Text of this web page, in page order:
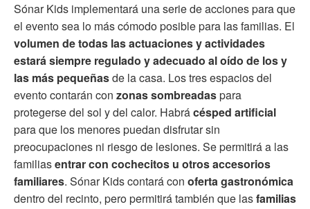
Sónar Kids implementará una serie de acciones para que
el evento sea lo más cómodo posible para las familias. El
volumen de todas las actuaciones y actividades
estará siempre regulado y adecuado al oído de los y
las más pequeñasde la casa. Los tres espacios del
evento contarán con zonas sombreadaspara
protegerse del sol y del calor. Habrácésped artificial
para que los menores puedan disfrutar sin
preocupaciones ni riesgo de lesiones. Se permitirá a las
familiasentrar con cochecitos u otros accesorios
familiares. Sónar Kids contará con oferta gastronómica
dentro del recinto, pero permitirá también que lasfamilias